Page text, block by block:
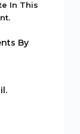
In This
By